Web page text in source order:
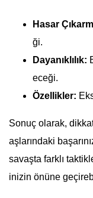
Hasar
ği.
Dayanıklılık:
eceği.
Özellikler:
Sonuç olarak,
aşlarındaki
savaşta farklı
inizin önüne